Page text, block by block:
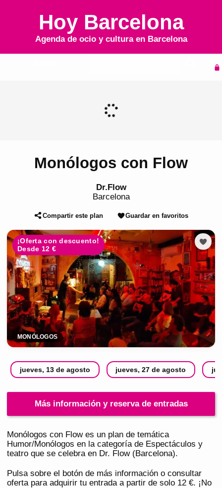
Hoy Barcelona
Agenda de ocio y cultura en Barcelona
Monólogos con Flow
Dr.Flow
Barcelona
Compartir este plan Guardar en favoritos
¡Oferta con descuento!
Desde 12 €
MONÓLOGOS
jueves, 13 de agosto jueves, 27 de agosto
Más información y reserva de entradas
Monólogos con Flow es un plan de temática
Humor/Monólogos en la categoría de Espectáculos y
teatro que se celebra en Dr. Flow (Barcelona).
Pulsa sobre el botón de más información o consultar
oferta para adquirir tu entrada a partir de solo 12 €. ¡No